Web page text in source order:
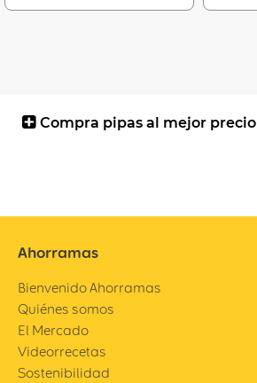
Compra pipas al mejor precio
Ahorramas
Bienvenido Ahorramas
Quiénes somos
El Mercado
Videorrecetas
Sostenibilidad